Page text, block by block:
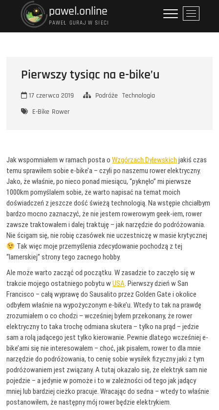
pawel.online
PAWEŁ GURAJ W SIECI
P
r
z
Pierwszy tysiąc na e-bike’u
17 czerwca 2019 Podróże Technologia
E-Bike Rower
Jak wspomniałem w ramach posta oWzgórzach Dylewskich jakiś czas
temu sprawiłem sobie e-bike’a – czyli po naszemu rower elektryczny.
Jako, że właśnie, po nieco ponad miesiącu, “pyknęło” mi pierwsze
1000km pomyślałem sobie, że warto napisać na temat moich
doświadczeń z jeszcze dość świeżą technologią. Na wstępie chciałbym
bardzo mocno zaznaczyć, że nie jestem rowerowym geek-iem, rower
zawsze traktowałem i dalej traktuję – jak narzędzie do podróżowania.
Nie ścigam się, nie robię czasówek nie uczestniczę w masie krytycznej
Tak więc moje przemyślenia zdecydowanie pochodzą z tej
“lamerskiej” strony tego zacnego hobby.
Ale może warto zacząć od początku. W zasadzie to zaczęło się w
trakcie mojego ostatniego pobytu wUSA. Pierwszy dzień w San
Francisco – całą wyprawę do Sausalito przez Golden Gate i okolice
odbyłem właśnie na wypożyczonym e-bike’u. Wtedy to tak na prawdę
zrozumiałem o co chodzi – wcześniej byłem przekonany, że rower
elektryczny to taka trochę odmiana skutera – tylko na prąd – jedzie
sam a rolą jadącego jest tylko kierowanie. Pewnie dlatego wcześniej e-
bike’ami się nie interesowałem – choć, jak pisałem, rower to dla mnie
narzędzie do podróżowania, to cenię sobie wysiłek fizyczny jaki z tym
podróżowaniem jest związany. A tutaj okazało się, że elektryk sam nie
pojedzie – a jedynie w pomoże i to w zależności od tego jak jadący
mniej lub bardziej cieżko pracuje. Wracając do sedna – wtedy to właśnie
postanowiłem, że następny mój rower będzie elektrykiem.